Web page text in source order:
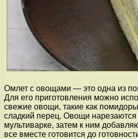
Омлет с овощами — это одна из
Для его приготовления можно
свежие овощи, такие как
сладкий перец. Овощи
мультиварке, затем к ним
все вместе готовится до